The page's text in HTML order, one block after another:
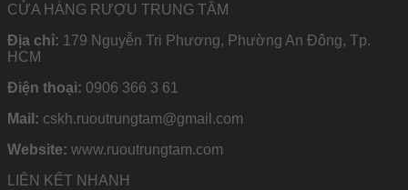
CỬA HÀNG RƯỢU TRUNG TÂM
Địa chỉ: 179 Nguyễn Tri Phương, Phường An Đông, Tp.
HCM
Điện thoại: 0906 366 3 61
Mail: cskh.ruoutrungtam@gmail.com
Website: www.ruoutrungtam.com
LIÊN KẾT NHANH